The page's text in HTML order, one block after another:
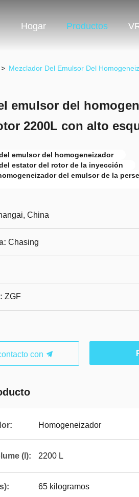
Hogar Productos
> Mezclador Del Emulsor Del
emulsor del
2200L con alto
emulsor del homogeneizador
estator del rotor de la inyección
del emulsor de la
China
Chasing
ZGF
con
Homogeneizador
(l): 2200 L
65 kilogramos